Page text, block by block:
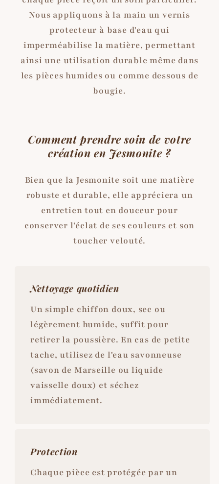
Nous appliquons à la main un vernis
protecteur à base d'eau qui
imperméabilise la matière, permettant
ainsi une utilisation durable même dans
les pièces humides ou comme dessous de
bougie.
Comment prendre soin de votre
création en Jesmonite ?
Bien que la Jesmonite soit une matière
robuste et durable, elle appréciera un
entretien tout en douceur pour
conserver l'éclat de ses couleurs et son
toucher velouté.
Nettoyage quotidien
Un simple chiffon doux, sec ou
légèrement humide, suffit pour
retirer la poussière. En cas de petite
tache, utilisez de l'eau savonneuse
(savon de Marseille ou liquide
vaisselle doux) et séchez
immédiatement.
Protection
Chaque pièce est protégée par un